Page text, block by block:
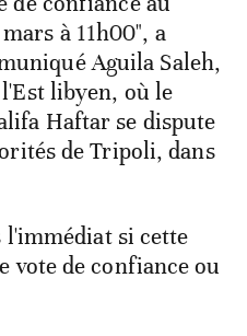
à 11h00", a
Aguila Saleh,
libyen, où le
Haftar se dispute
de Tripoli, dans
l'immédiat si cette
vote de confiance ou